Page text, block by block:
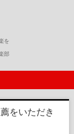
を
部
をいただき